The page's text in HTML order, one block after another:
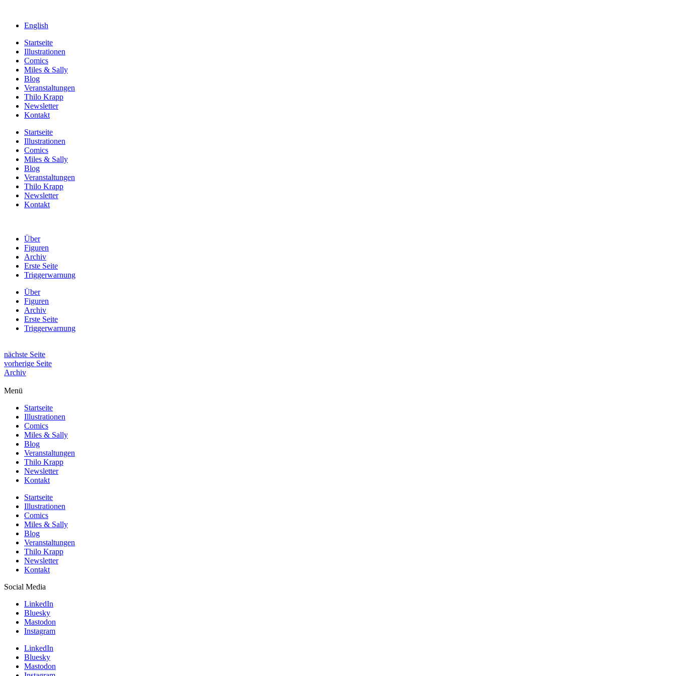
English
Startseite
Illustrationen
Comics
Miles & Sally
Blog
Veranstaltungen
Thilo Krapp
Newsletter
Kontakt
Startseite
Illustrationen
Comics
Miles & Sally
Blog
Veranstaltungen
Thilo Krapp
Newsletter
Kontakt
Über
Figuren
Archiv
Erste Seite
Triggerwarnung
Über
Figuren
Archiv
Erste Seite
Triggerwarnung
nächste Seite
vorherige Seite
Archiv
Menü
Startseite
Illustrationen
Comics
Miles & Sally
Blog
Veranstaltungen
Thilo Krapp
Newsletter
Kontakt
Startseite
Illustrationen
Comics
Miles & Sally
Blog
Veranstaltungen
Thilo Krapp
Newsletter
Kontakt
Social Media
LinkedIn
Bluesky
Mastodon
Instagram
LinkedIn
Bluesky
Mastodon